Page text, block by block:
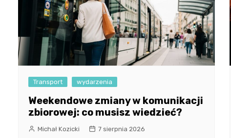
Transport wydarzenia
Weekendowe zmiany w komunikacji
zbiorowej: co musisz wiedzieć?
Michał Kozicki 7 sierpnia 2026